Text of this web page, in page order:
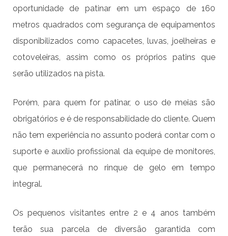
oportunidade de patinar em um espaço de 160
metros quadrados com segurança de equipamentos
disponibilizados como capacetes, luvas, joelheiras e
cotoveleiras, assim como os próprios patins que
serão utilizados na pista.
Porém, para quem for patinar, o uso de meias são
obrigatórios e é de responsabilidade do cliente. Quem
não tem experiência no assunto poderá contar com o
suporte e auxílio profissional da equipe de monitores,
que permanecerá no rinque de gelo em tempo
integral.
Os pequenos visitantes entre 2 e 4 anos também
terão sua parcela de diversão garantida com